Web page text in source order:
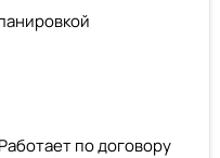
Работает по договору